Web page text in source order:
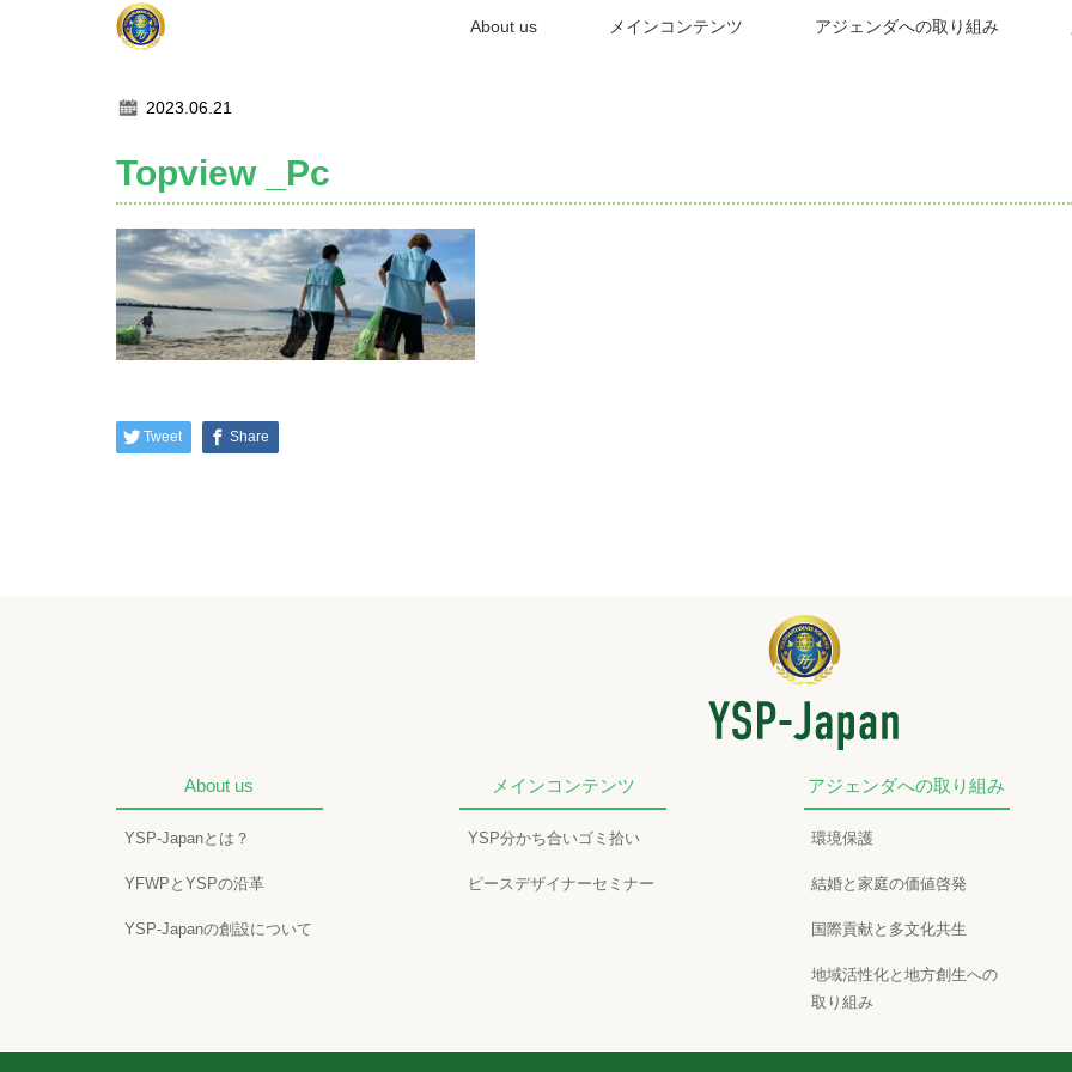
About us メインコンテンツ アジェンダへの取り組み
ホーム
2023.06.21
Topview _Pc
Tweet Share
About us
YSP-Japanとは？
YFWPとYSPの沿革
YSP-Japanの創設について
メインコンテンツ
YSP分かち合いゴミ拾い
ピースデザイナーセミナー
アジェンダへの取り組み
環境保護
結婚と家庭の価値啓発
国際貢献と多文化共生
地域活性化と地方創生への
取り組み